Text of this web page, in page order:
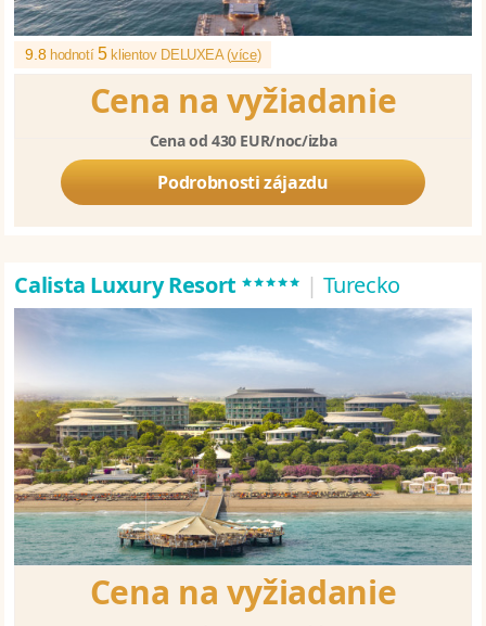
9.8 hodnotí5klientov DELUXEA (více)
Cena na vyžiadanie
Cena od 430 EUR/noc/izba
Podrobnosti zájazdu
Calista Luxury Resort ***** | Turecko
Cena na vyžiadanie